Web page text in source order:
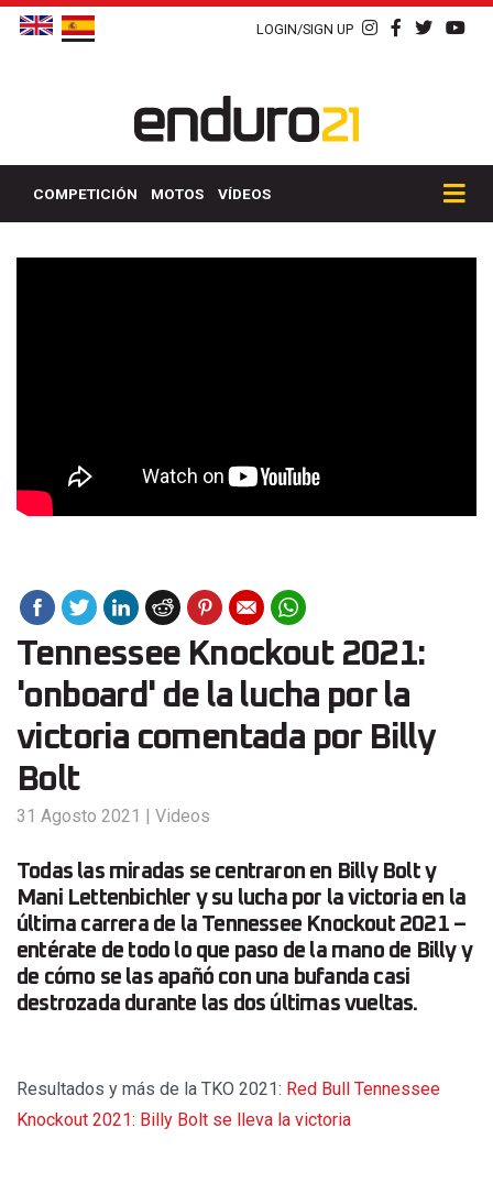
LOGIN/SIGN UP
COMPETICIÓN MOTOS VÍDEOS
Tennessee Knockout 2021:
'onboard' de la lucha por la
victoria comentada por Billy
Bolt
31 Agosto 2021 | Videos
Todas las miradas se centraron en Billy Bolt y
Mani Lettenbichler y su lucha por la victoria en la
última carrera de la Tennessee Knockout 2021 –
entérate de todo lo que paso de la mano de Billy y
de cómo se las apañó con una bufanda casi
destrozada durante las dos últimas vueltas.
Resultados y más de la TKO 2021: Red Bull Tennessee
Knockout 2021: Billy Bolt se lleva la victoria